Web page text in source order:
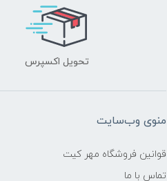
تحویل اکسپرس
منوی وب‌سایت
قوانین فروشگاه مهر کیت
تماس با ما